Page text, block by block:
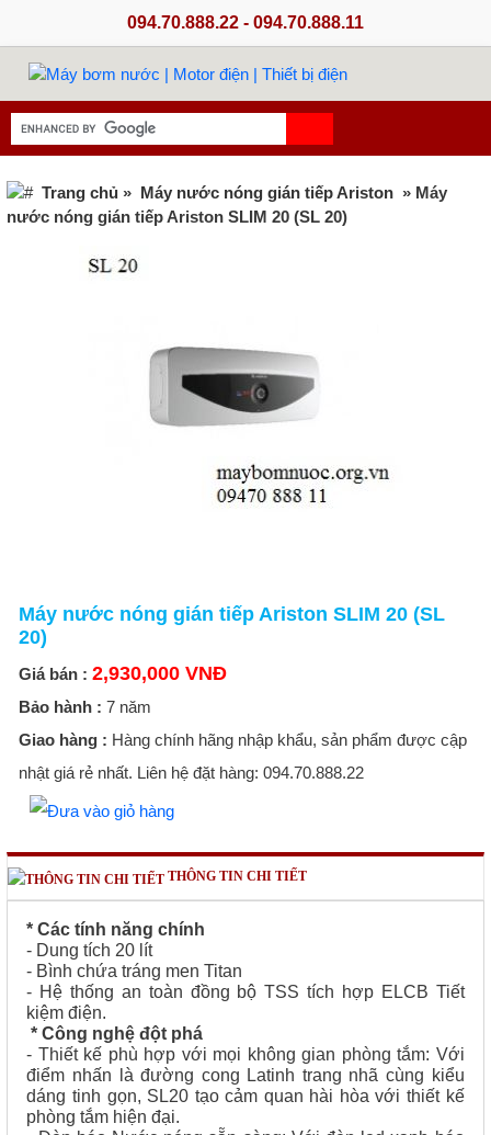
094.70.888.22 - 094.70.888.11
Trang chủ » Máy nước nóng gián tiếp Ariston » Máy
nước nóng gián tiếp Ariston SLIM 20 (SL 20)
Máy nước nóng gián tiếp Ariston SLIM 20 (SL
20)
Giá bán : 2,930,000 VNĐ
Bảo hành : 7 năm
Giao hàng : Hàng chính hãng nhập khẩu, sản phẩm được cập
nhật giá rẻ nhất. Liên hệ đặt hàng: 094.70.888.22
THÔNG TIN CHI TIẾT
* Các tính năng chính
- Dung tích 20 lít
- Bình chứa tráng men Titan
- Hệ thống an toàn đồng bộ TSS tích hợp ELCB Tiết
kiệm điện.
* Công nghệ đột phá
- Thiết kế phù hợp với mọi không gian phòng tắm: Với
điểm nhấn là đường cong Latinh trang nhã cùng kiểu
dáng tinh gọn, SL20 tạo cảm quan hài hòa với thiết kế
phòng tắm hiện đại.